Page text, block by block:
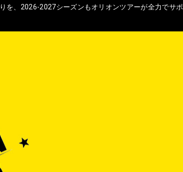
を、2026-2027シーズンもオリオンツアーが全力でサポ